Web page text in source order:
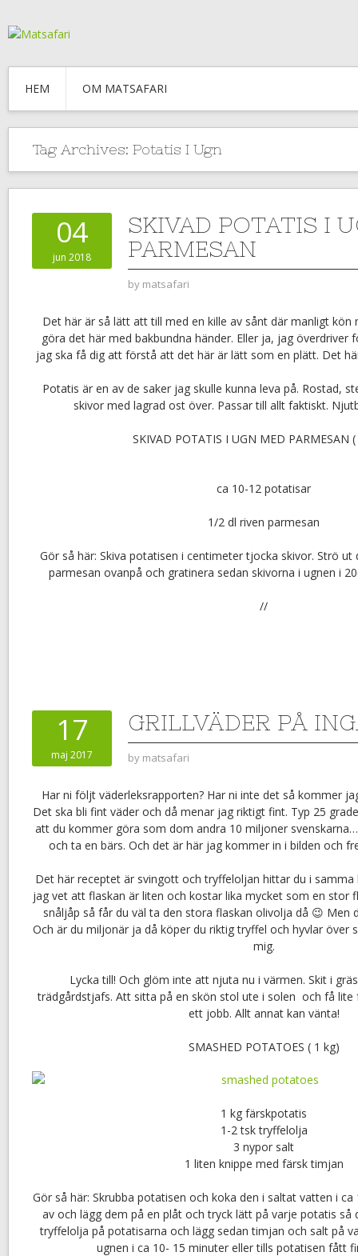
HEM OM MATSAFARI
Tag Archives: Potatis I Ugn
04
jun 2018
SKIVAD POTATIS I
PARMESAN
by matsafari
Det här är så lätt att till med en kille av sånt där manligt kön
göra det här med bakbundna händer. Eller ja, jag överdriver
jag ska få dig att förstå att det här är lätt som en plätt. Det
Potatis är en av de saker jag skulle kunna leva på. Rostad,
skivor med lagrad ost över. Passar till allt faktiskt.
SKIVAD POTATIS I UGN MED PARMESAN
ca 10-12 potatisar
1/2 dl riven parmesan
Gör så här: Skiva potatisen i centimeter tjocka skivor. Strö ut
parmesan ovanpå och gratinera sedan skivorna i ugnen i
//
17
maj 2017
GRILLVÄDER PÅ
by matsafari
Har ni följt väderleksrapporten? Har ni inte det så kommer
Det ska bli fint väder och då menar jag riktigt fint. Typ 25
att du kommer göra som dom andra 10 miljoner
och ta en bärs. Och det är här jag kommer in i bilden och
Det här receptet är svingott och tryffeloljan hittar du i samma
jag vet att flaskan är liten och kostar lika mycket som en stor
snåljåp så får du väl ta den stora flaskan olivolja då 😉 Men
Och är du miljonär ja då köper du riktig tryffel och hyvlar över
mig.
Lycka till! Och glöm inte att njuta nu i värmen. Skit i
trädgårdstjafs. Att sitta på en skön stol ute i solen och få lite
ett jobb. Allt annat kan vänta!
SMASHED POTATOES ( 1 kg)
1 kg färskpotatis
1-2 tsk tryffelolja
3 nypor salt
1 liten knippe med färsk timjan
Gör så här: Skrubba potatisen och koka den i saltat vatten i
av och lägg dem på en plåt och tryck lätt på varje potatis så
tryffelolja på potatisarna och lägg sedan timjan och salt på
ugnen i ca 10- 15 minuter eller tills potatisen fått